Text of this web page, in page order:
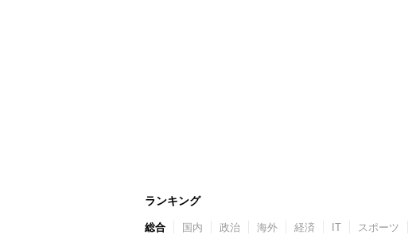
ランキング
総合 国内 政治 海外 経済 IT スポーツ